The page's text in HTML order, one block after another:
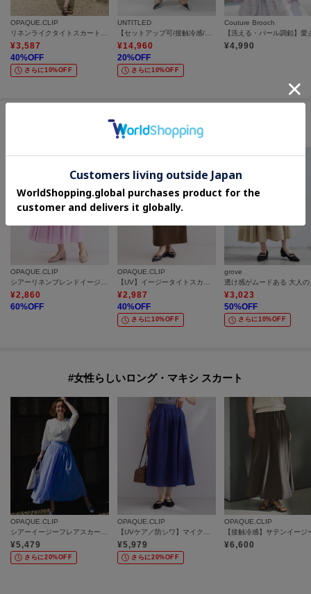
OPAQUE.CLIP
¥3,587
40%OFF
さらに10%OFF
UNTITLED
¥14,960
20%OFF
さらに10%OFF
Couture Brooch
¥4,990
セールアイテムからのおすすめ
OPAQUE.CLIP
シアーリネンブレンドイージープリーツスカート【洗濯機OK】
¥2,860
60%OFF
OPAQUE.CLIP
【UV】イージータイトスカート／セットアップ対応可《洗濯機OK》
¥2,987
40%OFF
さらに10%OFF
grove
透け
¥3,023
50%OFF
さらに10%OFF
#女性らしいロング・マキシ スカート
OPAQUE.CLIP
¥5,479
さらに20%OFF
OPAQUE.CLIP
¥5,979
さらに20%OFF
OPAQUE.CLIP
¥6,600